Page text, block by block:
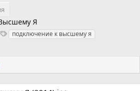
Я
Т подключение к высшему я